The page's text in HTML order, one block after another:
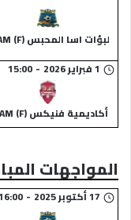
لبؤات اسا المحبس (F) ALAM
1 فبراير 2026 -
15:00
أكاديمية فنيكس (F) PFAM
المواجهات
17 أكتوبر 2025 -